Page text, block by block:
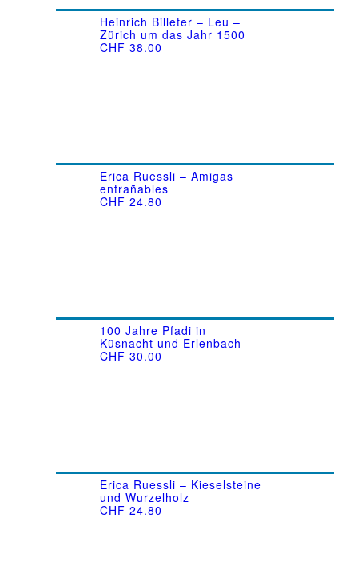
Heinrich Billeter – Leu –
Zürich um das Jahr 1500
CHF 38.00
Erica Ruessli – Amigas
entrañables
CHF 24.80
100 Jahre Pfadi in
Küsnacht und Erlenbach
CHF 30.00
Erica Ruessli – Kieselsteine
und Wurzelholz
CHF 24.80